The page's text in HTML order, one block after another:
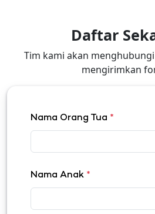
Daftar
Tim kami akan
mengirimkan
Nama Orang Tua *
Nama Anak *